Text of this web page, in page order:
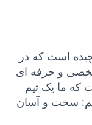
است که در
و حرفه ای
که ما یک تیم
سخت و آسان